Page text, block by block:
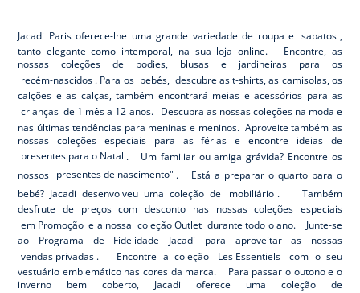
Jacadi Paris oferece-lhe uma grande variedade de roupa e sapatos ,
tanto elegante como intemporal, na sua loja online. Encontre, as
nossas coleções de bodies, blusas e jardineiras para os
recém-nascidos . Para os bebés, descubre as t-shirts, as camisolas, os
calções e as calças, também encontrará meias e acessórios para as
crianças de 1 mês a 12 anos. Descubra as nossas coleções na moda e
nas últimas tendências para meninas e meninos. Aproveite também as
nossas coleções especiais para as férias e encontre ideias de
presentes para o Natal . Um familiar ou amiga grávida? Encontre os
nossos presentes de nascimento" . Está a preparar o quarto para o
bebé? Jacadi desenvolveu uma coleção de
mobiliário . Também
desfrute de preços com desconto nas nossas coleções especiais
em Promoção e a nossa coleção Outlet durante todo o ano. Junte-se
ao Programa de Fidelidade Jacadi para aproveitar as nossas
vendas privadas . Encontre a coleção Les Essentiels
com o seu
vestuário emblemático nas cores da marca. Para passar o outono e o
inverno bem coberto, Jacadi oferece uma coleção de